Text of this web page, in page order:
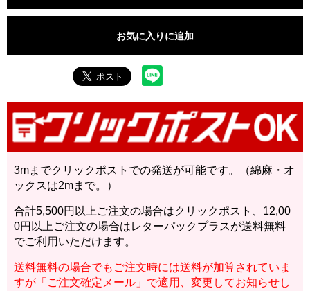
お気に入りに追加
3mまでクリックポストでの発送が可能です。（綿麻・オ
ックスは2mまで。）
合計5,500円以上ご注文の場合はクリックポスト、12,00
0円以上ご注文の場合はレターパックプラスが送料無料
でご利用いただけます。
送料無料の場合でもご注文時には送料が加算されていま
すが「ご注文確定メール」で適用、変更してお知らせし